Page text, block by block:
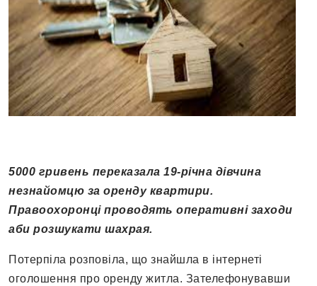
5000 гривень переказала 19-річна дівчина
незнайомцю за оренду квартири.
Правоохоронці проводять оперативні заходи
аби розшукати шахрая.
Потерпіла розповіла, що знайшла в інтернеті
оголошення про оренду житла. Зателефонувавши